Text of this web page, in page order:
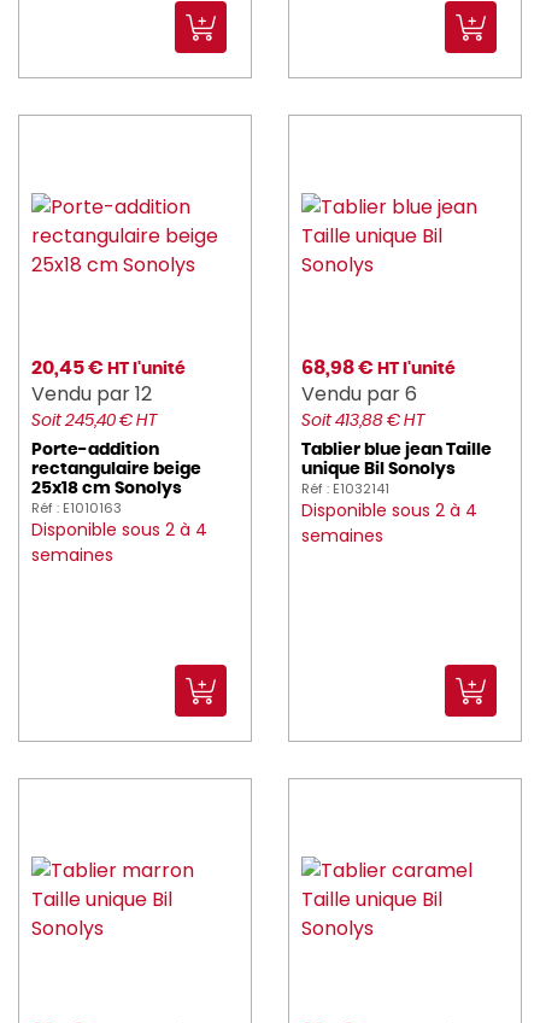
20,45 € HT l'unité
Vendu par 12
Soit 245,40 € HT
Porte-addition
rectangulaire beige
25x18 cm Sonolys
Réf : E1010163
Disponible sous 2 à 4
semaines
68,98 € HT l'unité
Vendu par 6
Soit 413,88 € HT
Tablier blue jean Taille
unique Bil Sonolys
Réf : E1032141
Disponible sous 2 à 4
semaines